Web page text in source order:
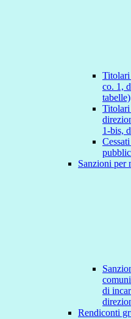
co. 1,
tabelle)
1-bis,
Sanzioni per
di
Rendiconti